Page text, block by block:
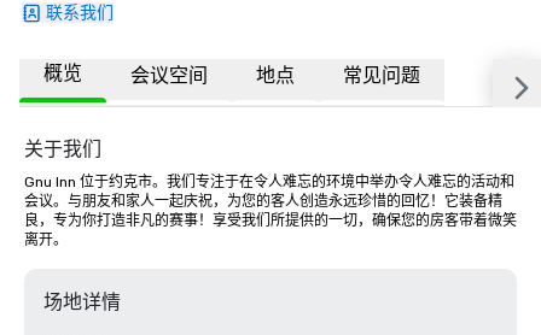
联系我们
概览 会议空间 地点 常见问题
关于我们
Gnu Inn 位于约克市。我们专注于在令人难忘的环境中举办令人难忘的活动和
会议。与朋友和家人一起庆祝，为您的客人创造永远珍惜的回忆！它装备精
良，专为你打造非凡的赛事！享受我们所提供的一切，确保您的房客带着微笑
离开。
场地详情